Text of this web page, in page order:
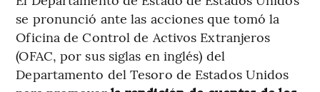
se pronunció ante las acciones que tomó la
Oficina de Control de Activos Extranjeros
(OFAC, por sus siglas en inglés) del
Departamento del Tesoro de Estados Unidos